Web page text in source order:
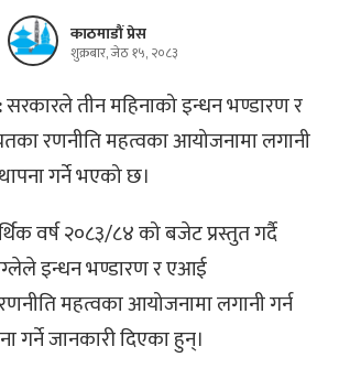
काठमाडौं प्रेस
शुक्रबार, जेठ १५, २०८३
सरकारले तीन महिनाको इन्धन भण्डारण र
रणनीति महत्वका आयोजनामा लगानी
गर्ने भएको छ।
वर्ष २०८३/८४ को बजेट प्रस्तुत गर्दै
इन्धन भण्डारण र एआई
महत्वका आयोजनामा लगानी गर्न
गर्ने जानकारी दिएका हुन्।